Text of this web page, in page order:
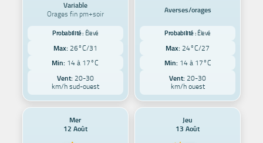
Variable
Orages fin pm+soir
Probabilité : Élevé
Max: 26°C/31
Min: 14 à 17°C
Vent:20-30
km/h sud-ouest
Averses/orages
Probabilité : Élevé
Max: 24°C/27
Min: 14 à 17°C
Vent: 20-30
km/h ouest
Mer
12 Août
Jeu
13 Août